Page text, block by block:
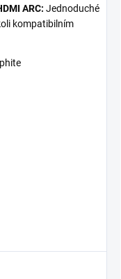
ARC: Jednoduché
kompatibilním